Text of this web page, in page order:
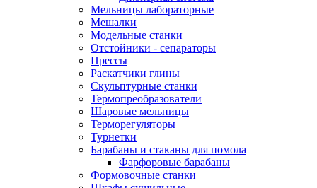
Мельницы лабораторные
Мешалки
Модельные станки
Отстойники - сепараторы
Прессы
Раскатчики глины
Скульптурные станки
Термопреобразователи
Шаровые мельницы
Терморегуляторы
Турнетки
Барабаны и стаканы для помола
Фарфоровые барабаны
Формовочные станки